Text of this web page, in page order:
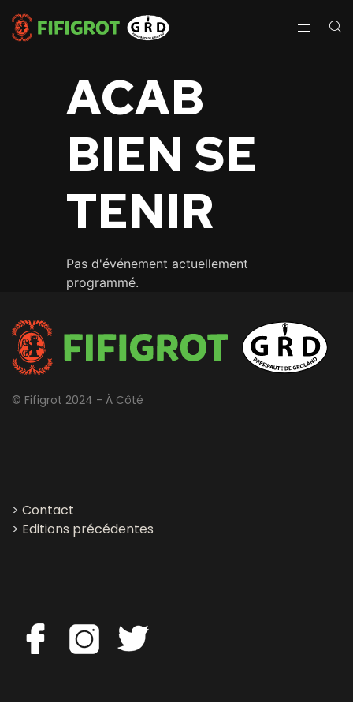
ACAB
BIEN SE
TENIR
Pas d'événement actuellement
programmé.
© Fifigrot 2024 - À Côté
> Contact
> Editions précédentes